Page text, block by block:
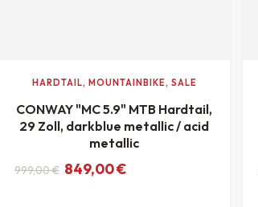
HARDTAIL, MOUNTAINBIKE, SALE
CONWAY "MC 5.9" MTB Hardtail,
29 Zoll, darkblue metallic / acid
metallic
999,00€
Ursprünglicher Preis war: 999,00 €
849,00€
Aktueller Preis ist: 849,00 €.